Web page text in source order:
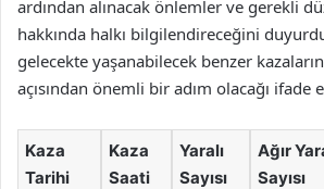
ardından alınacak önlemler ve gerekli
hakkında halkı bilgilendireceğini
gelecekte yaşanabilecek benzer
açısından önemli bir adım olacağı ifade
Kaza
Tarihi
Kaza
Saati
Yaralı
Sayısı
Ağır
Sayısı